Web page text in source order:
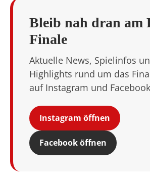
Bleib nah dran am
Finale
Aktuelle News, Spielinfos
Highlights rund um das
auf Instagram und
Instagram öffnen
Facebook öffnen